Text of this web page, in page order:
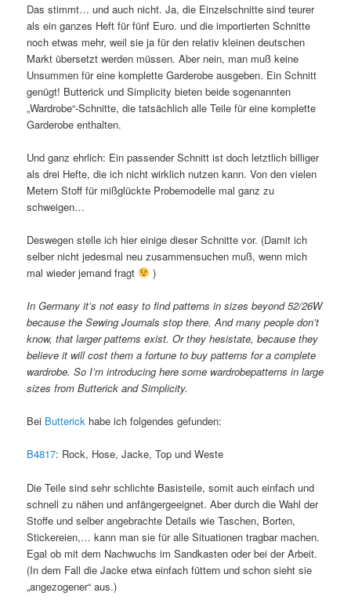
Das stimmt… und auch nicht. Ja, die Einzelschnitte sind teurer
als ein ganzes Heft für fünf Euro. und die importierten Schnitte
noch etwas mehr, weil sie ja für den relativ kleinen deutschen
Markt übersetzt werden müssen. Aber nein, man muß keine
Unsummen für eine komplette Garderobe ausgeben. Ein Schnitt
genügt! Butterick und Simplicity bieten beide sogenannten
„Wardrobe“-Schnitte, die tatsächlich alle Teile für eine komplette
Garderobe enthalten.
Und ganz ehrlich: Ein passender Schnitt ist doch letztlich billiger
als drei Hefte, die ich nicht wirklich nutzen kann. Von den vielen
Metern Stoff für mißglückte Probemodelle mal ganz zu
schweigen…
Deswegen stelle ich hier einige dieser Schnitte vor. (Damit ich
selber nicht jedesmal neu zusammensuchen muß, wenn mich
mal wieder jemand fragt
)
In Germany it’s not easy to find patterns in sizes beyond 52/26W
because the Sewing Journals stop there. And many people don’t
know, that larger patterns exist. Or they hesistate, because they
believe it will cost them a fortune to buy patterns for a complete
wardrobe. So I’m introducing here some wardrobepatterns in large
sizes from Butterick and Simplicity.
Bei Butterick habe ich folgendes gefunden:
B4817: Rock, Hose, Jacke, Top und Weste
Die Teile sind sehr schlichte Basisteile, somit auch einfach und
schnell zu nähen und anfängergeeignet. Aber durch die Wahl der
Stoffe und selber angebrachte Details wie Taschen, Borten,
Stickereien,… kann man sie für alle Situationen tragbar machen.
Egal ob mit dem Nachwuchs im Sandkasten oder bei der Arbeit.
(In dem Fall die Jacke etwa einfach füttern und schon sieht sie
„angezogener“ aus.)